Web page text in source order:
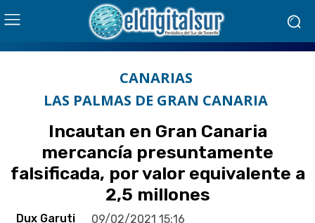
CANARIAS
LAS PALMAS DE GRAN CANARIA
Incautan en Gran Canaria
mercancía presuntamente
falsificada, por valor equivalente a
2,5 millones
Dux Garuti 09/02/2021 15:16